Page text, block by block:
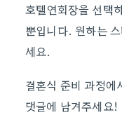
호텔연회장을 선택
뿐입니다. 원하는
세요.
결혼식 준비 과정에
댓글에 남겨주세요!